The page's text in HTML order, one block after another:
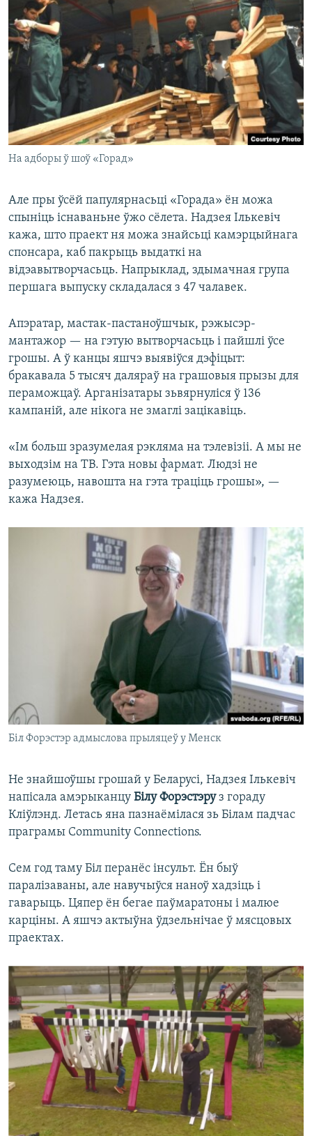
На адборы ў шоў «Горад»
Але пры ўсёй папулярнасьці «Горада» ён можа
спыніць існаваньне ўжо сёлета. Надзея Ількевіч
кажа, што праект ня можа знайсьці камэрцыйнага
спонсара, каб пакрыць выдаткі на
відэавытворчасьць. Напрыклад, здымачная група
першага выпуску складалася з 47 чалавек.
Апэратар, мастак-пастаноўшчык, рэжысэр-
мантажор — на гэтую вытворчасьць і пайшлі ўсе
грошы. А ў канцы яшчэ выявіўся дэфіцыт:
бракавала 5 тысяч даляраў на грашовыя прызы для
пераможцаў. Арганізатары зьвярнуліся ў 136
кампаній, але нікога не змаглі зацікавіць.
«Ім больш зразумелая рэкляма на тэлевізіі. А мы не
выходзім на ТВ. Гэта новы фармат. Людзі не
разумеюць, навошта на гэта траціць грошы», —
кажа Надзея.
Біл Форэстэр адмыслова прыляцеў у Менск
Не знайшоўшы грошай у Беларусі, Надзея Ількевіч
напісала амэрыканцу Білу Форэстэруз гораду
Кліўлэнд. Летась яна пазнаёмілася зь Білам падчас
праграмы Community Connections.
Сем год таму Біл перанёс інсульт. Ён быў
паралізаваны, але навучыўся наноў хадзіць і
гаварыць. Цяпер ён бегае паўмаратоны і малюе
карціны. А яшчэ актыўна ўдзельнічае ў мясцовых
праектах.